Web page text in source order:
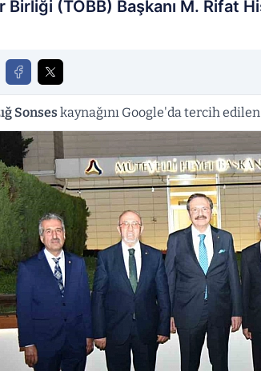
Birliği (TOBB) Başkanı M. Rifat
Sonses kaynağını Google'da tercih